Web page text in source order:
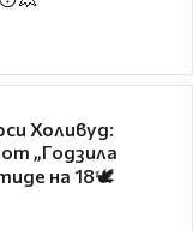
Холивуд:
„Годзила
на 18🕊️